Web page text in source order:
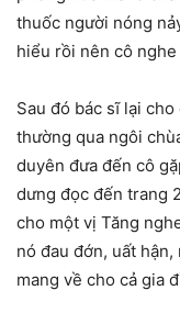
thuốc người nóng
hiểu rồi nên cô
Sau đó bác sĩ lại
thường qua ngôi
duyên đưa đến cô
dưng đọc đến trang
cho một vị Tăng
nó đau đớn, uất
mang về cho cả gia